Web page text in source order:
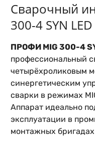
Сварочный
300-4 SYN LED
ПРОФИ MIG 300-4
профессиональный
четырёхроликовым
синергетическим
сварки в режимах
Аппарат идеально
эксплуатации в
монтажных